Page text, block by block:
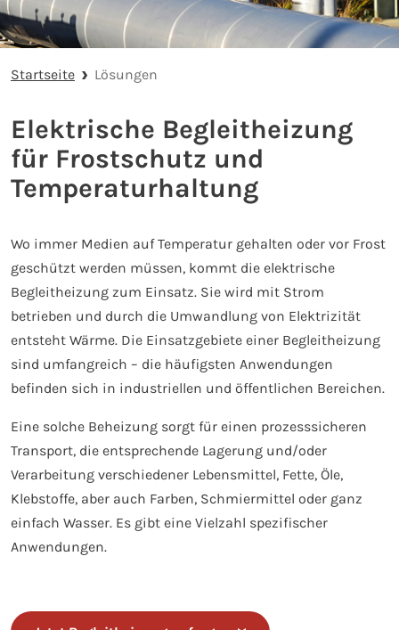
Startseite Lösungen
Elektrische Begleitheizung
für Frostschutz und
Temperaturhaltung
Wo immer Medien auf Temperatur gehalten oder vor Frost
geschützt werden müssen, kommt die elektrische
Begleitheizung zum Einsatz. Sie wird mit Strom
betrieben und durch die Umwandlung von Elektrizität
entsteht Wärme. Die Einsatzgebiete einer Begleitheizung
sind umfangreich – die häufigsten Anwendungen
befinden sich in industriellen und öffentlichen Bereichen.
Eine solche Beheizung sorgt für einen prozesssicheren
Transport, die entsprechende Lagerung und/oder
Verarbeitung verschiedener Lebensmittel, Fette, Öle,
Klebstoffe, aber auch Farben, Schmiermittel oder ganz
einfach Wasser. Es gibt eine Vielzahl spezifischer
Anwendungen.